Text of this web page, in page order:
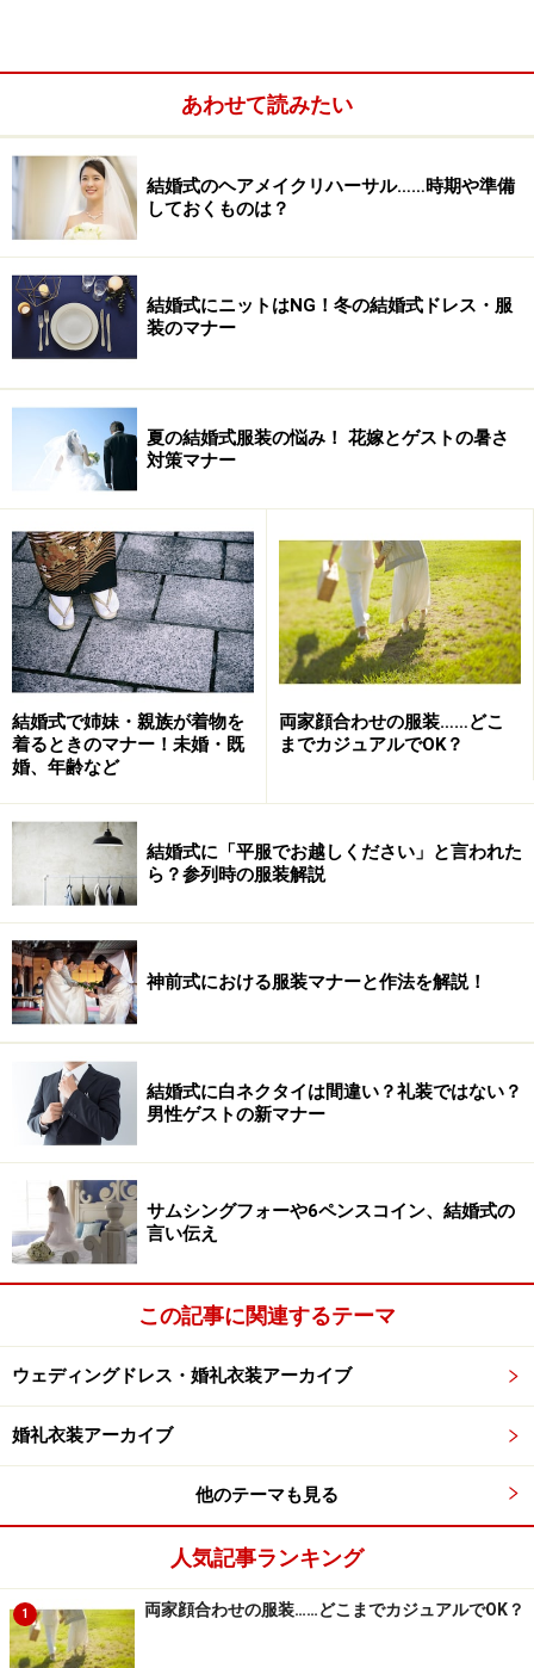
＜目次＞
結婚式のネクタイの色は、白よりシルバーグレー系
結婚式のネクタイ、男性ゲストにおすすめの結び方と
は？
結婚式のネクタイ、シャツ、スーツ……男性ゲストにお
すすめコーデ
男性の結婚式服装には蝶ネクタイもあり！
結婚式のネクタイの色は、白よりシルバー
グレー系
礼服とされるブラックスーツは、ドレスコード上、黒のビジ
ネススーツの認識です
白いネクタイ以外、結婚式にはどんな色のネクタイをし
ていけばいいの？ と思いますよね。
大人の礼装なら、シルバーグレーなどライトなグレー系
や白黒の縞のネクタイがオススメ
す。
スーツが一般的な世代や地域なら、白ネクタイ以外だと
マナー違反と誤解されそうな雰囲気もあります。そんな
時は、白に近いシルバーグレーや、ライトグレーに白の
縞などが入ったネクタイを選べば安心です。
カジュアルな結婚式や友人の結婚式などであれば、スー
ツに似合うネクタイの色を合わせてOK。結婚式のテーマ
カラーを花嫁花婿に確認をして、テーマカラーに合わせ
れば、赤・青・紺・黒ストライプなどでも特に問題あり
ません。
結婚式のネクタイ、男性ゲストにおすすめ
の結び方とは？
あわせて読みたい
結婚式のヘアメイクリハーサル……時期や準備
しておくものは？
結婚式にニットはNG！冬の結婚式ドレス・服
装のマナー
夏の結婚式服装の悩み！ 花嫁とゲストの暑さ
対策マナー
結婚式で姉妹・親族が着物を
着るときのマナー！未婚・既
婚、年齢など
両家顔合わせの服装……どこ
までカジュアルでOK？
結婚式に「平服でお越しください」と言われた
ら？参列時の服装解説
神前式における服装マナーと作法を解説！
結婚式に白ネクタイは間違い？礼装ではない？
男性ゲストの新マナー
サムシングフォーや6ペンスコイン、結婚式の
言い伝え
この記事に関連するテーマ
ウェディングドレス・婚礼衣装アーカイブ
婚礼衣装アーカイブ
他のテーマも見る
人気記事ランキング
1 両家顔合わせの服装……どこまでカジュアルでOK？